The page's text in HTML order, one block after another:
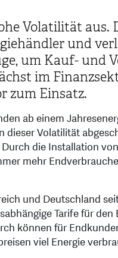
Volatilität aus.
und
um Kauf- und
im
zum Einsatz.
ab einem
dieser Volatilität
die Installation
mehr
und Deutschland
Tarife für
können für
viel Energie